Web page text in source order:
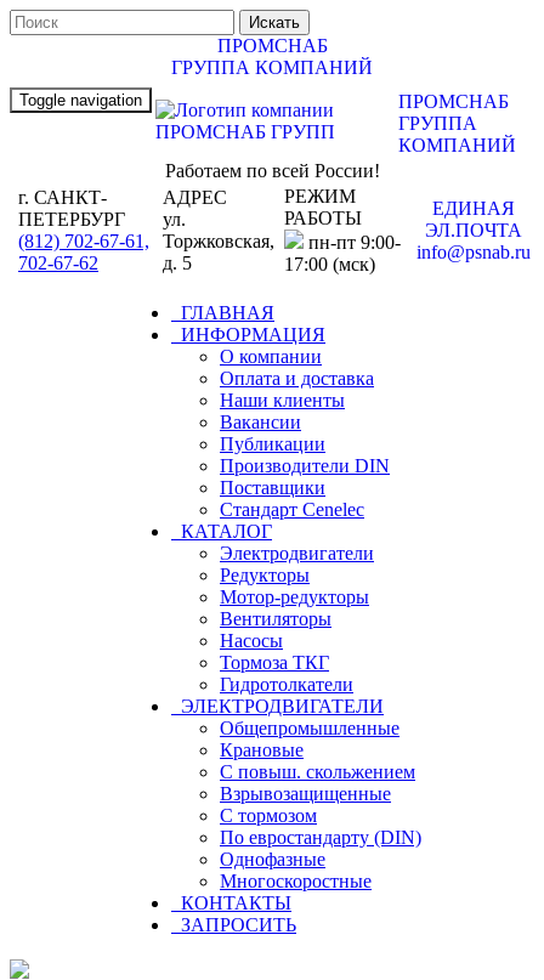
ПРОМСНАБ
ГРУППА КОМПАНИЙ
Toggle navigation
ПРОМСНАБ
ГРУППА
КОМПАНИЙ
Работаем по всей России!
г. САНКТ-
ПЕТЕРБУРГ
(812) 702-67-61,
702-67-62
АДРЕС
ул.
Торжковская,
д. 5
РЕЖИМ
РАБОТЫ
пн-пт 9:00-
17:00 (мск)
ЕДИНАЯ
ЭЛ.ПОЧТА
info@psnab.ru
ГЛАВНАЯ
ИНФОРМАЦИЯ
О компании
Оплата и доставка
Наши клиенты
Вакансии
Публикации
Производители DIN
Поставщики
Стандарт Cenelec
КАТАЛОГ
Электродвигатели
Редукторы
Мотор-редукторы
Вентиляторы
Насосы
Тормоза ТКГ
Гидротолкатели
ЭЛЕКТРОДВИГАТЕЛИ
Общепромышленные
Крановые
С повыш. скольжением
Взрывозащищенные
С тормозом
По евростандарту (DIN)
Однофазные
Многоскоростные
КОНТАКТЫ
ЗАПРОСИТЬ